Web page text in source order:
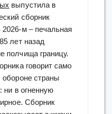
выпустила в
сборник
м – печальная
лет назад
полчища границу.
говорит само
страны
ни в огненную
Сборник